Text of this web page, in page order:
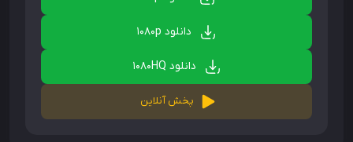
دانلود 1080p
دانلود 1080HQ
پخش آنلاین